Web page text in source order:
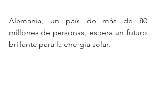
Alemania, un país de más de 80
millones de personas, espera un futuro
brillante para la energía solar.